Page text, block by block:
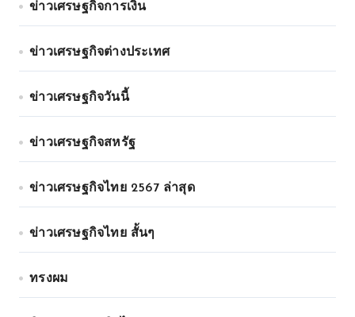
ข่าวเศรษฐกิจการเงิน
ข่าวเศรษฐกิจต่างประเทศ
ข่าวเศรษฐกิจวันนี้
ข่าวเศรษฐกิจสหรัฐ
ข่าวเศรษฐกิจไทย 2567 ล่าสุด
ข่าวเศรษฐกิจไทย สั้นๆ
ทรงผม